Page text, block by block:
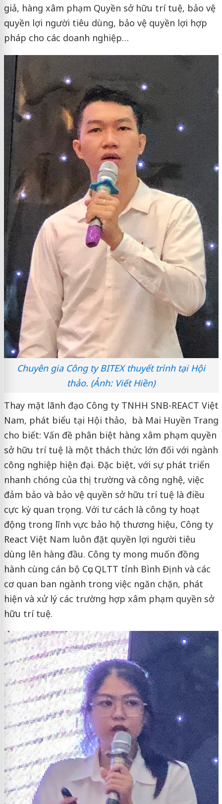
giả, hàng xâm phạm Quyền sở hữu trí tuệ, bảo vệ
quyền lợi người tiêu dùng, bảo vệ quyền lợi hợp
pháp cho các doanh nghiệp…
Chuyên gia Công ty BITEX thuyết trình tại Hội
thảo. (Ảnh: Viết Hiền)
Thay mặt lãnh đạo Công ty TNHH SNB-REACT Việt
Nam, phát biểu tại Hội thảo, bà Mai Huyền Trang
cho biết: Vấn đề phân biệt hàng xâm phạm quyền
sở hữu trí tuệ là một thách thức lớn đối với ngành
công nghiệp hiện đại. Đặc biệt, với sự phát triển
nhanh chóng của thị trường và công nghệ, việc
đảm bảo và bảo vệ quyền sở hữu trí tuệ là điều
cực kỳ quan trọng. Với tư cách là công ty hoạt
động trong lĩnh vực bảo hộ thương hiệu, Công ty
React Việt Nam luôn đặt quyền lợi người tiêu
dùng lên hàng đầu. Công ty mong muốn đồng
hành cùng cán bộ Cục QLTT tỉnh Bình Định và các
cơ quan ban ngành trong việc ngăn chặn, phát
hiện và xử lý các trường hợp xâm phạm quyền sở
hữu trí tuệ.